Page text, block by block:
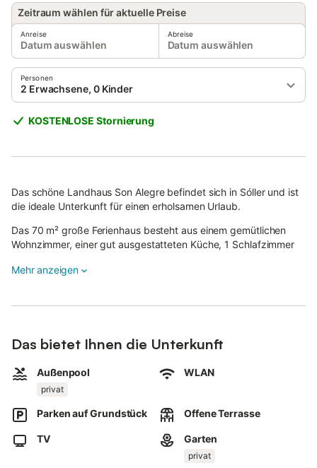
Zeitraum wählen für aktuelle Preise
Anreise
Datum auswählen
Abreise
Datum auswählen
Personen
2 Erwachsene, 0 Kinder
KOSTENLOSE Stornierung
Das schöne Landhaus Son Alegre befindet sich in Sóller und ist
die ideale Unterkunft für einen erholsamen Urlaub.
Das 70 m² große Ferienhaus besteht aus einem gemütlichen
Wohnzimmer, einer gut ausgestatteten Küche, 1 Schlafzimmer
Zu den weiteren Annehmlichkeiten gehören WLAN, eine
einem Pool (3x4 m), einen Garten, Gartenmöbel, eine offene
Hier können Sie Ihren Urlaub inmitten der mediterranen
Vegetation genießen.
Entfernung zum nächsten Restaurant zu Fuß/mit dem Auto: 1,06
km.
Entfernung zum nächsten Café zu Fuß/mit dem Auto: 2,09 km.
Entfernung zur nächstgelegenen Bar zu Fuß/mit dem Auto: 1,17
Mehr anzeigen
Das bietet Ihnen die Unterkunft
Außenpool
privat
WLAN
Parken auf Grundstück Offene Terrasse
TV Garten
privat